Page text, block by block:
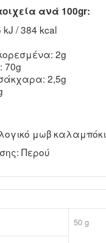
ανά 100gr:
/ 384 kcal
2g
70g
2,5g
μωβ καλαμπόκι
Περού
50 g